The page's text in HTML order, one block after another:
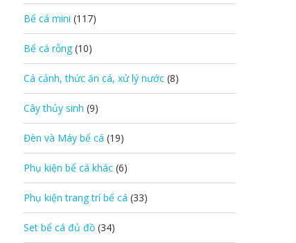
Bể cá mini (117)
Bể cá rỗng (10)
Cá cảnh, thức ăn cá, xử lý nước (8)
Cây thủy sinh (9)
Đèn và Máy bể cá (19)
Phụ kiện bể cá khác (6)
Phụ kiện trang trí bể cá (33)
Set bể cá đủ đồ (34)